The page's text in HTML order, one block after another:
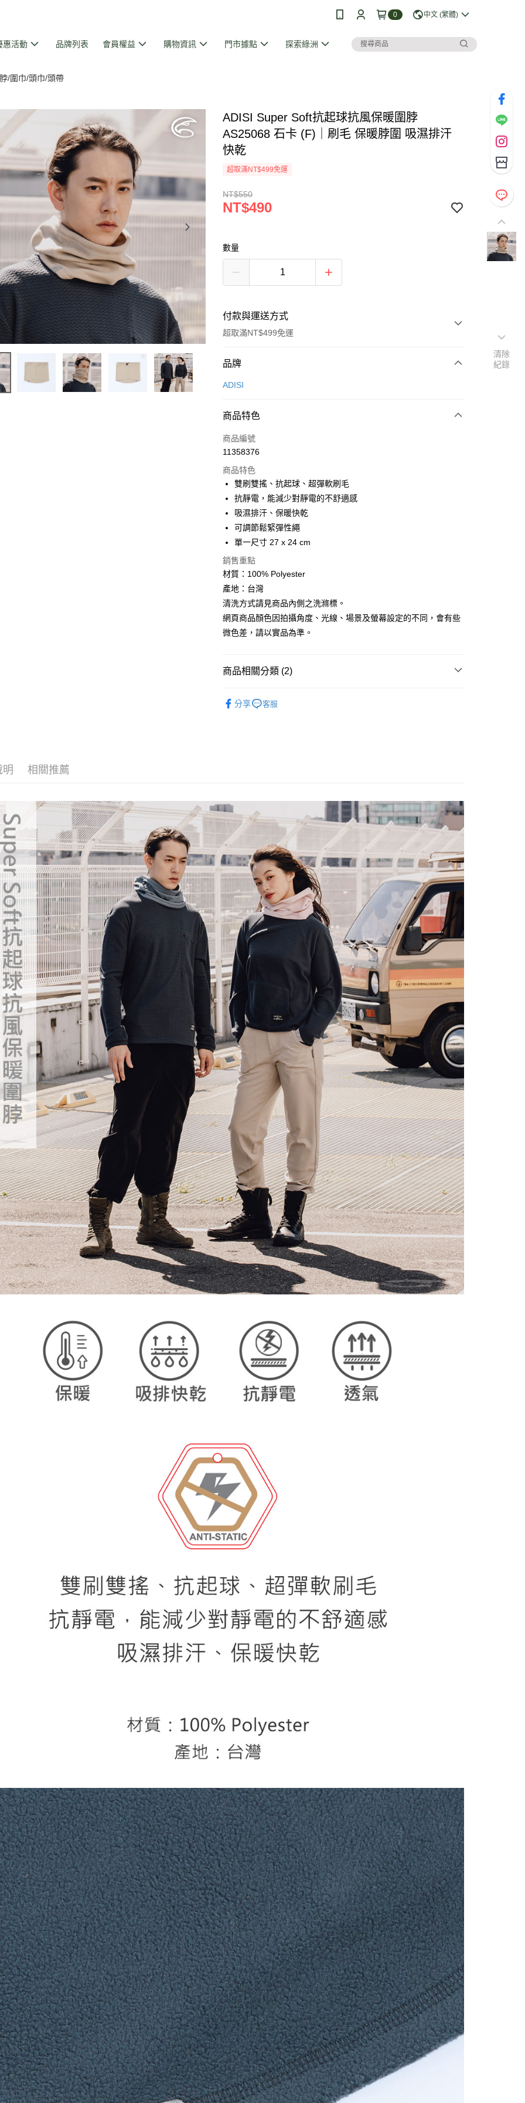
0 中文 (繁體)
惠活動 品牌列表 會員權益 購物資訊 門市據點 探索綠洲
/圍巾/頭巾/頭帶
ADISI Super Soft抗起球抗風保暖圍脖
AS25068 石卡 (F)｜刷毛 保暖脖圍 吸濕排汗
快乾
超取滿NT$499免運
NT$550
NT$490
數量
付款與運送方式
超取滿NT$499免運
付款方式
信用卡一次付款
Apple Pay
街口支付
悠遊付
Google Pay
AFTEE先享後付
相關說明
【關於「AFTEE先享後付」】
AFTEE先享後付是「在收到商品之後才付款」的支付方式。 讓您購物簡單
便利好安心！
１．簡單：不需註冊會員、不需綁卡、不需儲值。
３．安心：先確認商品／服務後，再付款。
１．於結帳方式選擇「AFTEE先享後付」後，將跳轉至「AFTEE先享後
付」結帳頁面，進行簡訊認證並確認金額後，即可完成結帳。
３．收到繳費通知簡訊後14天內，點擊此簡訊中的連結，可透過四大超商
／ATM／網路銀行／等多元方式進行付款，方視為交易完成。
１．透過由恩沛科技股份有限公司提供之「AFTEE先享後付」服務完成之
交易，需依本服務之必要範圍內提供個人資料，並將交易相關給付款項請
求債權轉讓予恩沛科技股份有限公司。
２．關於個人資料處理事宜，請瀏覽以下網址：
https://aftee.tw/terms/#terms3
３．未成年的使用者請事先徵得法定代理人或監護人之同意方可使用
「AFTEE先享後付」，若未經同意申辦者引起之損失，本公司不負相關責
任。
４．使用「AFTEE先享後付」時，將依據個別帳號之用戶狀況，依本公司
即時審查核予不同之上限額度；若仍有額度不足之情形，本公司將視審查
結果請求用戶進行身份認證。
５．嚴禁一人註冊多個帳號或使用他人資訊註冊。若發現惡意使用之情
形，恩沛科技股份有限公司將有權停止該用戶之使用額度並採取法律行
動。
ATM付款
貨到付款
全家取貨付款
7-11取貨付款
免運費
貨到付款
每筆NT$130，滿NT$3,000(含以上)免運費
品牌
ADISI
商品特色
商品編號
11358376
商品特色
雙刷雙搖、抗起球、超彈軟刷毛
抗靜電，能減少對靜電的不舒適感
吸濕排汗、保暖快乾
可調節鬆緊彈性繩
單一尺寸 27 x 24 cm
銷售重點
材質：100% Polyester
產地：台灣
清洗方式請見商品內側之洗滌標。
網頁商品顏色因拍攝角度、光線、場景及螢幕設定的不同，會有些
微色差，請以實品為準。
商品相關分類 (2)
頭帶分享 客服
明 相關推薦
清除
紀錄